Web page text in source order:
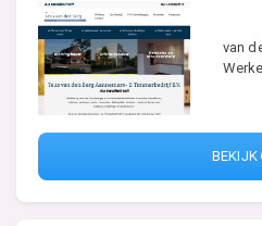
van
BEKIJK